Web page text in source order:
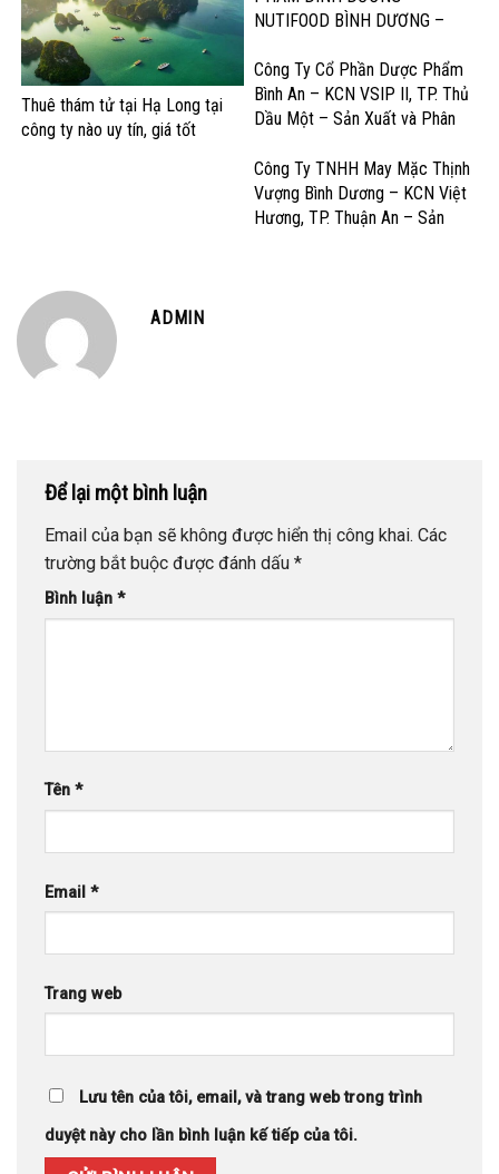
Thuê thám tử tại Hạ Long tại
công ty nào uy tín, giá tốt
NUTIFOOD BÌNH DƯƠNG –
– Sản Xuất Sữa và Sản Phẩm
Dinh Dưỡng
Công Ty Cổ Phần Dược Phẩm
Bình An – KCN VSIP II, TP. Thủ
Dầu Một – Sản Xuất và Phân
Cao
Công Ty TNHH May Mặc Thịnh
Vượng Bình Dương – KCN Việt
Hương, TP. Thuận An – Sản
ADMIN
Để lại một bình luận
Email của bạn sẽ không được hiển thị công khai. Các
trường bắt buộc được đánh dấu *
Bình luận *
Tên *
Email *
Trang web
Lưu tên của tôi, email, và trang web trong trình
duyệt này cho lần bình luận kế tiếp của tôi.